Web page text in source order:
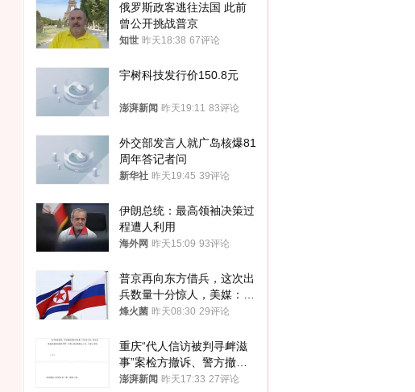
俄罗斯政客逃往法国 此前
曾公开挑战普京
知世 昨天18:38 67评论
宇树科技发行价150.8元
澎湃新闻 昨天19:11 83评论
外交部发言人就广岛核爆81
周年答记者问
新华社 昨天19:45 39评论
伊朗总统：最高领袖决策过
程遭人利用
海外网 昨天15:09 93评论
普京再向东方借兵，这次出
兵数量十分惊人，美媒：俄
朝要动真格？
烽火菌 昨天08:30 29评论
重庆“代人信访被判寻衅滋
事”案检方撤诉、警方撤
案，两被告人获国赔
澎湃新闻 昨天17:33 27评论